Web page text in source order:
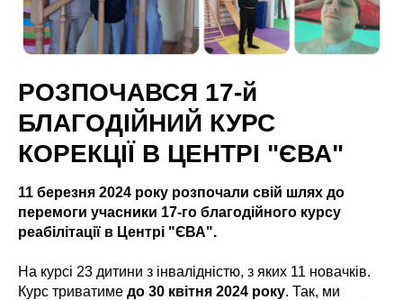
РОЗПОЧАВСЯ 17-й
БЛАГОДІЙНИЙ КУРС
КОРЕКЦІЇ В ЦЕНТРІ "ЄВА"
11 березня 2024 року розпочали свій шлях до
перемоги учасники 17-го благодійного курсу
реабілітації в Центрі "ЄВА".
На курсі 23 дитини з інвалідністю, з яких 11 новачків.
Курс триватиме до 30 квітня 2024 року. Так, ми